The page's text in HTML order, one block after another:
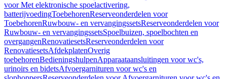
voor Met elektronische spoelactivering,
batterijvoedingToebehorenReserveonderdelen voor
ToebehorenRuwbouw- en vervangingssetsReserveonderdelen voor
Ruwbouw- en vervangingssetsSpoelbuizen, spoelbochten en
overgangenRenovatiesetsReserveonderdelen voor
RenovatiesetsAfdekplatenOverig
toebehorenBedieningshulpenApparaataansluitingen voor wc's,
urinoirs en bidetsAfvoergarnituren voor wc's en